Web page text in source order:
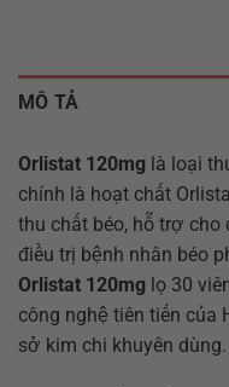
MÔ TẢ
Orlistat 120mg là loại
chính là hoạt chất
thu chất béo, hỗ trợ cho
điều trị bệnh nhân béo
Orlistat 120mg lọ 30
công nghệ tiên tiến của
sở kim chi khuyên dùng.